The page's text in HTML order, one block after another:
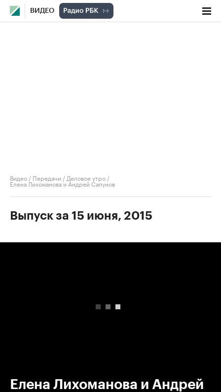
ВИДЕО
Видео / Передачи / Деловое утро /
Елена Лихоманова и Андрей Сапунов
Выпуск за 15 июня, 2015
Елена Лихоманова и Андрей